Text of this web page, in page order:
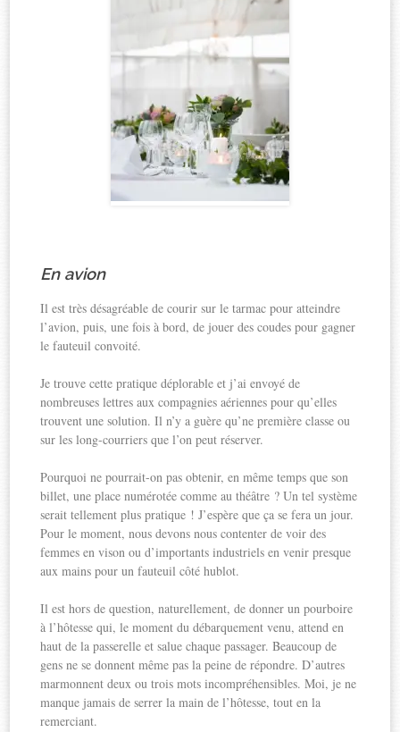
En avion
Il est très désagréable de courir sur le tarmac pour atteindre
l’avion, puis, une fois à bord, de jouer des coudes pour gagner
le fauteuil convoité.
Je trouve cette pratique déplorable et j’ai envoyé de
nombreuses lettres aux compagnies aériennes pour qu’elles
trouvent une solution. Il n’y a guère qu’ne première classe ou
sur les long-courriers que l’on peut réserver.
Pourquoi ne pourrait-on pas obtenir, en même temps que son
billet, une place numérotée comme au théâtre ? Un tel système
serait tellement plus pratique ! J’espère que ça se fera un jour.
Pour le moment, nous devons nous contenter de voir des
femmes en vison ou d’importants industriels en venir presque
aux mains pour un fauteuil côté hublot.
Il est hors de question, naturellement, de donner un pourboire
à l’hôtesse qui, le moment du débarquement venu, attend en
haut de la passerelle et salue chaque passager. Beaucoup de
gens ne se donnent même pas la peine de répondre. D’autres
marmonnent deux ou trois mots incompréhensibles. Moi, je ne
manque jamais de serrer la main de l’hôtesse, tout en la
remerciant.